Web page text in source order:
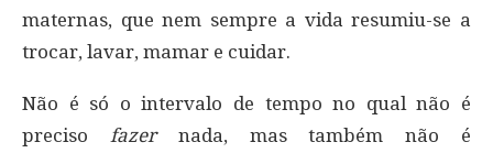
maternas, que nem sempre a vida resumiu-se a
trocar, lavar, mamar e cuidar.
Não é só o intervalo de tempo no qual não é
preciso fazernada, mas também não é